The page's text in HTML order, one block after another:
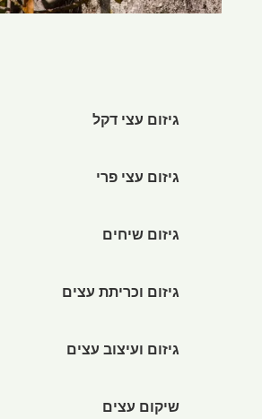
גיזום עצי דקל
גיזום עצי פרי
גיזום שיחים
גיזום וכריתת עצים
גיזום ועיצוב עצים
שיקום עצים